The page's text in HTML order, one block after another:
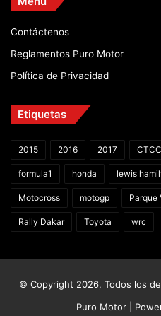
Contáctenos
Reglamentos Puro Motor
Política de Privacidad
Etiquetas
2015 2016 2017 CTCC
formula1 honda lewis
Motocross motogp Parque
Rally Dakar Toyota wrc
© Copyright 2026, Todos los
Puro Motor |